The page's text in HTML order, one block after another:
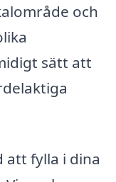
och
sätt att
att fylla i dina